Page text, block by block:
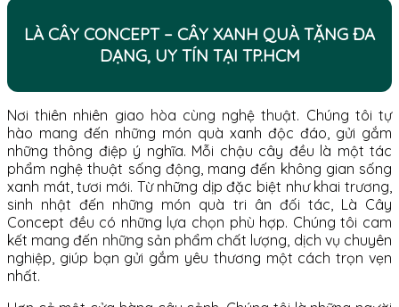
LÀ CÂY CONCEPT – CÂY XANH QUÀ TẶNG ĐA
DẠNG, UY TÍN TẠI TP.HCM
Nơi thiên nhiên giao hòa cùng nghệ thuật. Chúng tôi tự
hào mang đến những món quà xanh độc đáo, gửi gắm
những thông điệp ý nghĩa. Mỗi chậu cây đều là một tác
phẩm nghệ thuật sống động, mang đến không gian sống
xanh mát, tươi mới. Từ những dịp đặc biệt như khai trương,
sinh nhật đến những món quà tri ân đối tác, Là Cây
Concept đều có những lựa chọn phù hợp. Chúng tôi cam
kết mang đến những sản phẩm chất lượng, dịch vụ chuyên
nghiệp, giúp bạn gửi gắm yêu thương một cách trọn vẹn
nhất.